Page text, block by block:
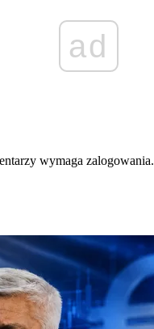
ad
wymaga zalogowania.